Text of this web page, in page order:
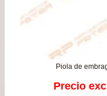
Piola de
Precio